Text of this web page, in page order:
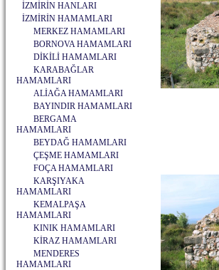
İZMİRİN HANLARI
İZMİRİN HAMAMLARI
MERKEZ HAMAMLARI
BORNOVA HAMAMLARI
DİKİLİ HAMAMLARI
KARABAĞLAR
HAMAMLARI
ALİAĞA HAMAMLARI
BAYINDIR HAMAMLARI
BERGAMA
HAMAMLARI
BEYDAĞ HAMAMLARI
ÇEŞME HAMAMLARI
FOÇA HAMAMLARI
KARŞIYAKA
HAMAMLARI
KEMALPAŞA
HAMAMLARI
KINIK HAMAMLARI
KİRAZ HAMAMLARI
MENDERES
HAMAMLARI